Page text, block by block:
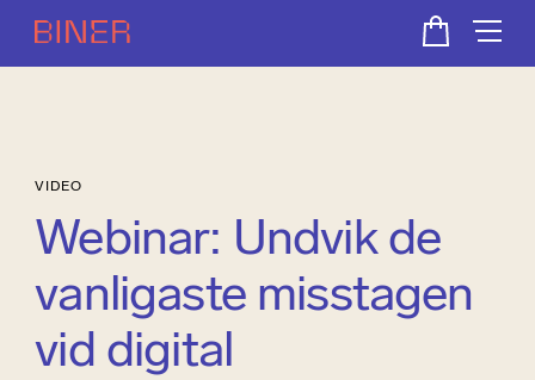
VIDEO
Webinar: Undvik de
vanligaste misstagen
vid digital